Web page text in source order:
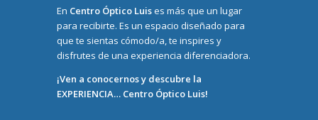
En Centro Óptico Luises más que un lugar
para recibirte. Es un espacio diseñado para
que te sientas cómodo/a, te inspires y
disfrutes de una experiencia diferenciadora.
¡Ven a conocernos y descubre la
EXPERIENCIA… Centro Óptico Luis!